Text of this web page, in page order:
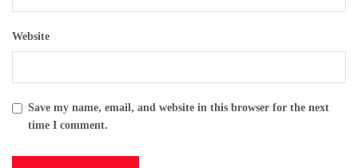
Website
Save my name, email, and website in this browser for the next
time I comment.